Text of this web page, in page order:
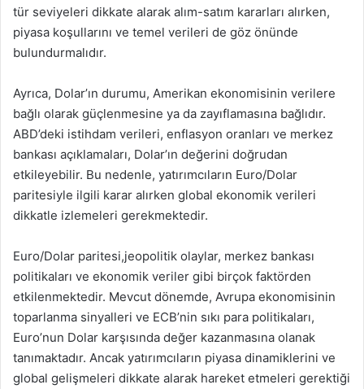
tür seviyeleri dikkate alarak alım-satım kararları alırken,
piyasa koşullarını ve temel verileri de göz önünde
bulundurmalıdır.
Ayrıca, Dolar’ın durumu, Amerikan ekonomisinin verilere
bağlı olarak güçlenmesine ya da zayıflamasına bağlıdır.
ABD’deki istihdam verileri, enflasyon oranları ve merkez
bankası açıklamaları, Dolar’ın değerini doğrudan
etkileyebilir. Bu nedenle, yatırımcıların Euro/Dolar
paritesiyle ilgili karar alırken global ekonomik verileri
dikkatle izlemeleri gerekmektedir.
Euro/Dolar paritesi,jeopolitik olaylar, merkez bankası
politikaları ve ekonomik veriler gibi birçok faktörden
etkilenmektedir. Mevcut dönemde, Avrupa ekonomisinin
toparlanma sinyalleri ve ECB’nin sıkı para politikaları,
Euro’nun Dolar karşısında değer kazanmasına olanak
tanımaktadır. Ancak yatırımcıların piyasa dinamiklerini ve
global gelişmeleri dikkate alarak hareket etmeleri gerektiği